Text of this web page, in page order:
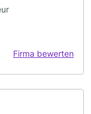
Firma bewerten